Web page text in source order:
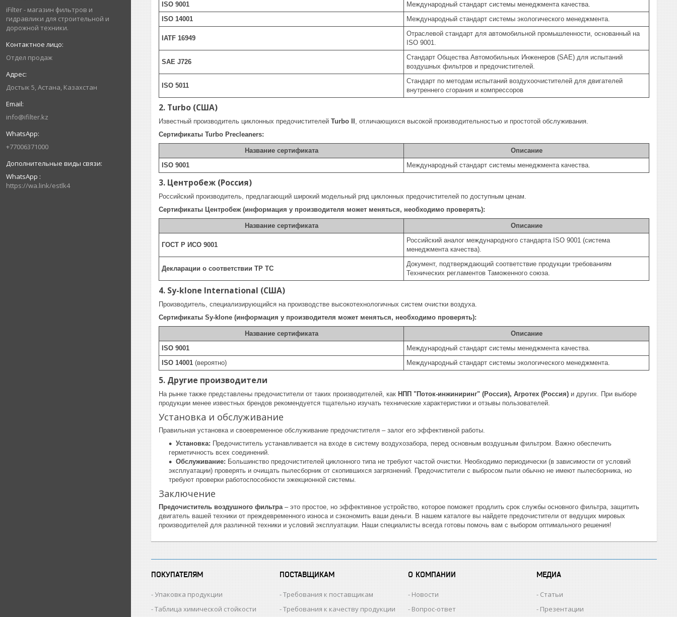
iFilter - магазин фильтров и
гидравлики для строительной и
дорожной техники.
Отдел продаж
Достык 5, Астана, Казахстан
info@ifilter.kz
+77006371000
WhatsApp
https://wa.link/estlk4
ISO 9001
Международный стандарт системы менеджмента качества.
ISO 14001
Международный стандарт системы экологического менеджмента.
IATF 16949
Отраслевой стандарт для автомобильной промышленности, основанный на
ISO 9001.
SAE J726
Стандарт Общества Автомобильных Инженеров (SAE) для испытаний
воздушных фильтров и предочистителей.
ISO 5011
Стандарт по методам испытаний воздухоочистителей для двигателей
внутреннего сгорания и компрессоров
2. Turbo (США)
Известный производитель циклонных предочистителей Turbo II , отличающихся высокой производительностью и простотой обслуживания.
Сертификаты Turbo Precleaners:
Название сертификата
Описание
ISO 9001
Международный стандарт системы менеджмента качества.
3. Центробеж (Россия)
Российский производитель, предлагающий широкий модельный ряд циклонных предочистителей по доступным ценам.
Сертификаты Центробеж (информация у производителя может меняться, необходимо проверять):
Название сертификата Описание
ГОСТ Р ИСО 9001
Российский аналог международного стандарта ISO 9001 (система
менеджмента качества).
Декларации о соответствии ТР ТС
Документ, подтверждающий соответствие продукции требованиям
Технических регламентов Таможенного союза.
4. Sy-klone International (США)
Производитель, специализирующийся на производстве высокотехнологичных систем очистки воздуха.
Сертификаты Sy-klone (информация у производителя может меняться, необходимо проверять):
Название сертификата
Описание
ISO 9001
Международный стандарт системы менеджмента качества.
ISO 14001 (вероятно) Международный стандарт системы экологического менеджмента.
5. Другие производители
На рынке также представлены предочистители от таких производителей, как НПП "Поток-инжиниринг" (Россия), Агротех (Россия) и других. При выборе
продукции менее известных брендов рекомендуется тщательно изучать технические характеристики и отзывы пользователей.
Установка и обслуживание
Правильная установка и своевременное обслуживание предочистителя – залог его эффективной работы.
Установка: Предочиститель устанавливается на входе в систему воздухозабора, перед основным воздушным фильтром. Важно обеспечить
герметичность всех соединений.
Обслуживание: Большинство предочистителей циклонного типа не требуют частой очистки. Необходимо периодически (в зависимости от условий
эксплуатации) проверять и очищать пылесборник от скопившихся загрязнений. Предочистители с выбросом пыли обычно не имеют пылесборника, но
требуют проверки работоспособности эжекционной системы.
Заключение
Предочиститель воздушного фильтра– это простое, но эффективное устройство, которое поможет продлить срок службы основного фильтра, защитить
двигатель вашей техники от преждевременного износа и сэкономить ваши деньги. В нашем каталоге вы найдете предочистители от ведущих мировых
производителей для различной техники и условий эксплуатации. Наши специалисты всегда готовы помочь вам с выбором оптимального решения!
ПОКУПАТЕЛЯМ
Упаковка продукции
Таблица химической стойкости
ПОСТАВЩИКАМ
Требования к поставщикам
Требования к качеству продукции
О КОМПАНИИ
Новости
Вопрос-ответ
МЕДИА
Статьи
Презентации